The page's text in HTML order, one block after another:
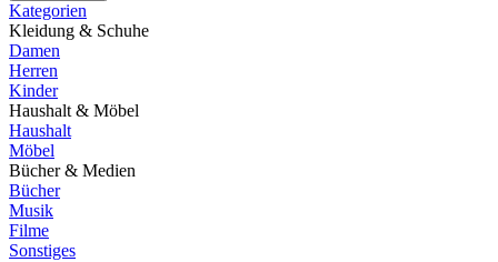
Kategorien
Kleidung & Schuhe
Damen
Herren
Kinder
Haushalt & Möbel
Haushalt
Möbel
Bücher & Medien
Bücher
Musik
Filme
Sonstiges